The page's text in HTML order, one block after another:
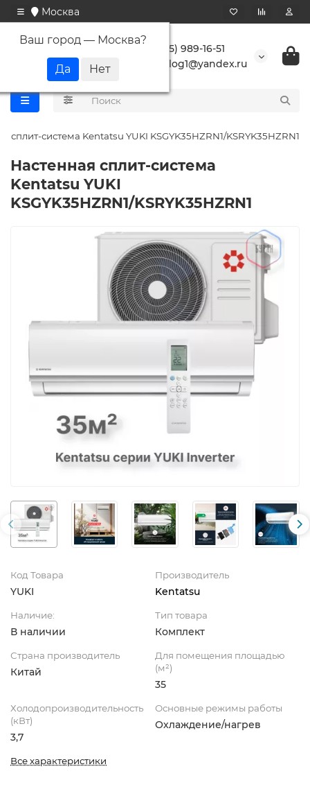
Москва
Ваш город — Москва?
+7 (495) 989-16-51
buranlog1@yandex.ru
сплит-система Kentatsu YUKI KSGYK35HZRN1/KSRYK35HZRN1
Настенная сплит-система
Kentatsu YUKI
KSGYK35HZRN1/KSRYK35HZRN1
Код Товара
YUKI
Производитель
Kentatsu
Наличие:
В наличии
Тип товара
Комплект
Страна производитель
Китай
Для помещения площадью
(м²)
35
Холодопроизводительность
(кВт)
3,7
Основные режимы работы
Охлаждение/нагрев
Все характеристики